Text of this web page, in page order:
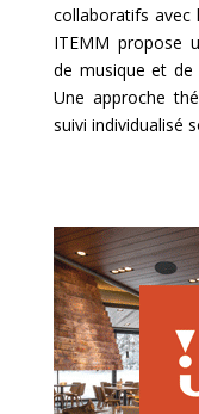
collaboratifs avec
ITEMM propose
de musique et de
Une approche
suivi individualisé